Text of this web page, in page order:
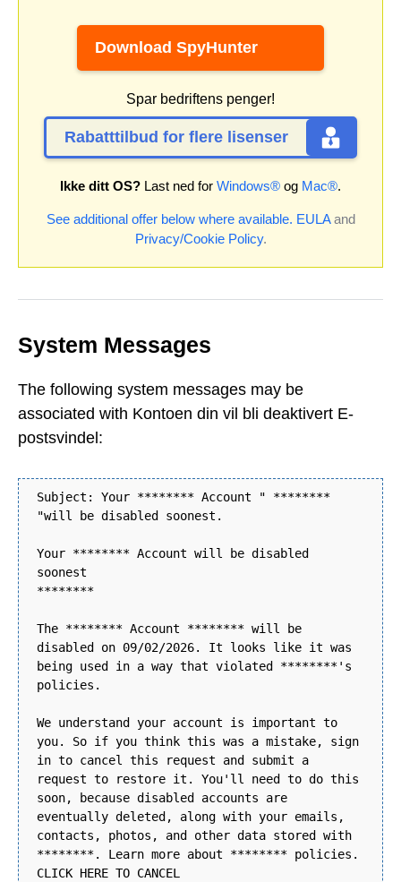
Download SpyHunter
Spar bedriftens penger!
Rabatttilbud for flere lisenser
Ikke ditt OS? Last ned for Windows® og Mac®.
See additional offer below where available. EULAand
Privacy/Cookie Policy.
System Messages
The following system messages may be
associated with Kontoen din vil bli deaktivert E-
postsvindel:
Subject: Your ******** Account " ********
"will be disabled soonest.
Your ******** Account will be disabled
soonest
********
The ******** Account ******** will be
disabled on 09/02/2026. It looks like it was
being used in a way that violated ********'s
policies.
We understand your account is important to
you. So if you think this was a mistake, sign
in to cancel this request and submit a
request to restore it. You'll need to do this
soon, because disabled accounts are
eventually deleted, along with your emails,
contacts, photos, and other data stored with
********. Learn more about ******** policies.
CLICK HERE TO CANCEL